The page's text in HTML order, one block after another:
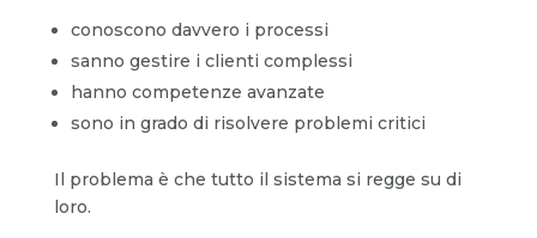
conoscono davvero i processi
sanno gestire i clienti complessi
hanno competenze avanzate
sono in grado di risolvere problemi critici
Il problema è che tutto il sistema si regge su di
loro.